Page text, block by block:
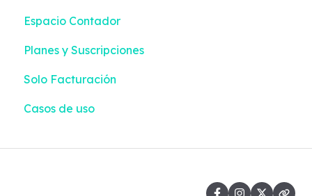
Información Exógena
Casos de uso
Pagos | Liquidación + Emisión
Reportes | Liquidación + Emisión
Espacio Contador
Planes y Suscripciones
Solo Facturación
Casos de uso